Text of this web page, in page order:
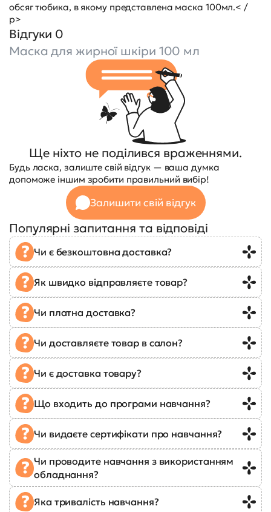
обсяг тюбика, в якому представлена маска 100мл.< /
p>
Відгуки 0
Маска для жирної шкіри 100 мл
Ще ніхто не поділився враженнями.
Будь ласка, залиште свій відгук — ваша думка
допоможе іншим зробити правильний вибір!
Залишити свій відгук
Популярні запитання та відповіді
Чи є безкоштовна доставка?
Як швидко відправляєте товар?
Чи платна доставка?
Чи доставляєте товар в салон?
Чи є доставка товару?
Що входить до програми навчання?
Чи видаєте сертифікати про навчання?
Чи проводите навчання з використанням
обладнання?
Яка тривалість навчання?